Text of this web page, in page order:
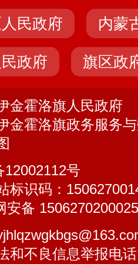
民政府 内蒙
政府 旗区政
金霍洛旗人民政府
金霍洛旗政务服务
12002112号
标识码：
安备
和不良信息举报电